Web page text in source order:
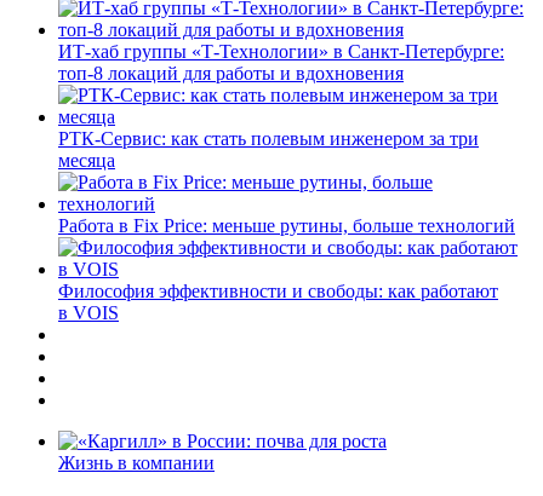
ИТ-хаб группы «Т-Технологии» в Санкт-Петербурге:
топ-8 локаций для работы и вдохновения
РТК-Сервис: как стать полевым инженером за три
месяца
Работа в Fix Price: меньше рутины, больше технологий
Философия эффективности и свободы: как работают
в VOIS
Жизнь в компании